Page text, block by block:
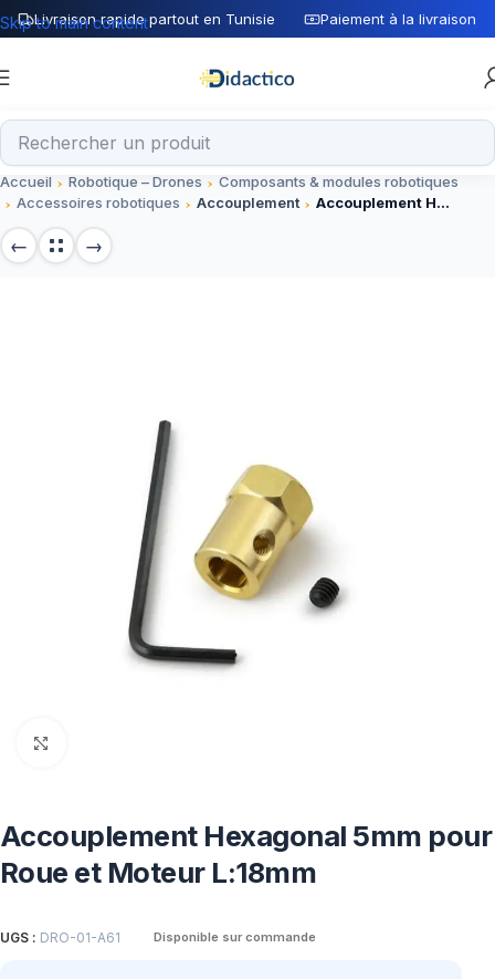
Livraison rapide partout en Tunisie Paiement à la livraison
Skip to main content
Accueil Robotique – Drones
Composants & modules robotiques
Accessoires robotiques
Accouplement Accouplement Hexagonal 5mm pour Roue et Moteur L:18mm
Accouplement Hexagonal 5mm pour
Roue et Moteur L:18mm
UGS : DRO-01-A61 Disponible sur commande